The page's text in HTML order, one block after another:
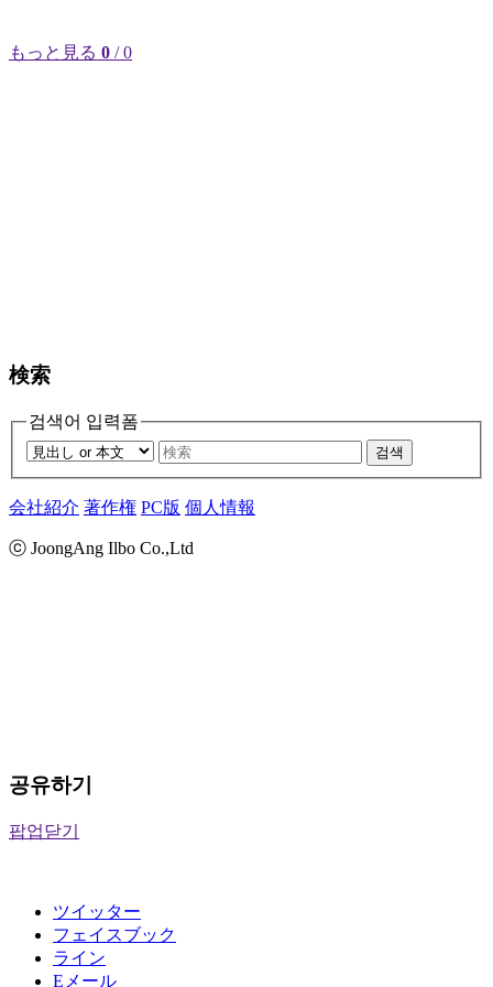
もっと見る 0 / 0
検索
검색어 입력폼
검색
会社紹介 著作権 PC版 個人情報
ⓒ JoongAng Ilbo Co.,Ltd
공유하기
팝업닫기
ツイッター
フェイスブック
ライン
Eメール